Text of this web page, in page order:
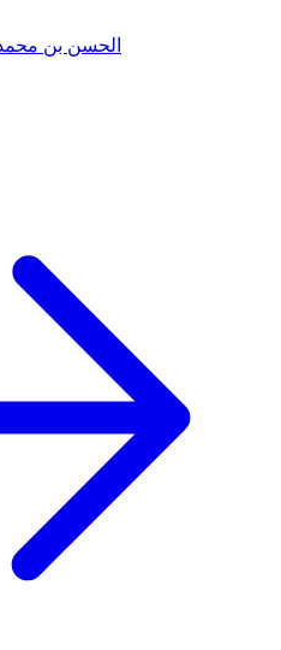
الحسن بن